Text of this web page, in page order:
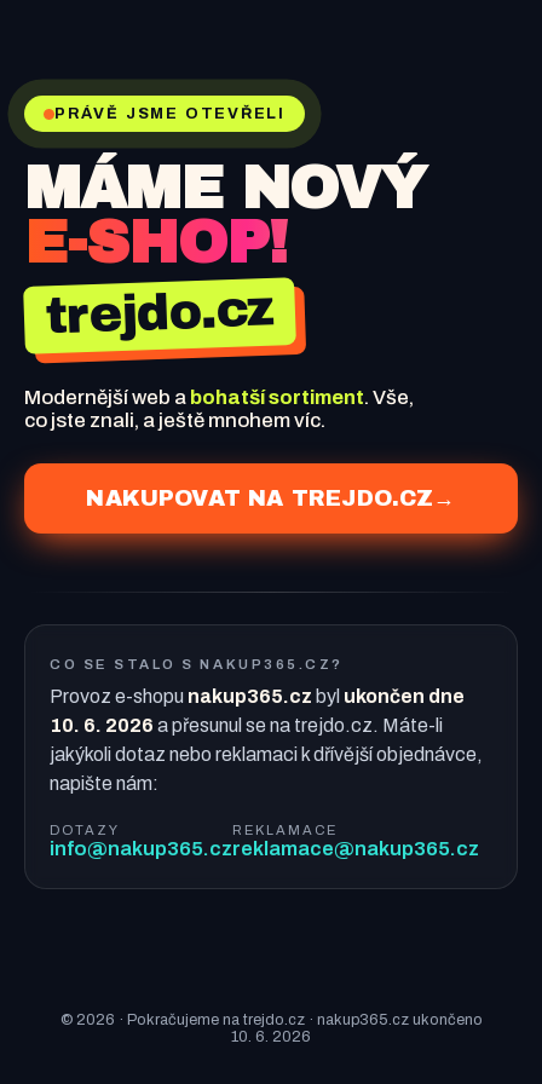
PRÁVĚ JSME OTEVŘELI
MÁME NOVÝ
E-SHOP!
trejdo.cz
Modernější web a bohatší sortiment. Vše,
co jste znali, a ještě mnohem víc.
NAKUPOVAT NA TREJDO.CZ →
CO SE STALO S NAKUP365.CZ?
Provoz e-shopu nakup365.cz byl ukončen dne
10. 6. 2026 a přesunul se na trejdo.cz. Máte-li
jakýkoli dotaz nebo reklamaci k dřívější objednávce,
napište nám:
DOTAZY
info@nakup365.cz
REKLAMACE
reklamace@nakup365.cz
© 2026 · Pokračujeme na trejdo.cz · nakup365.cz ukončeno
10. 6. 2026